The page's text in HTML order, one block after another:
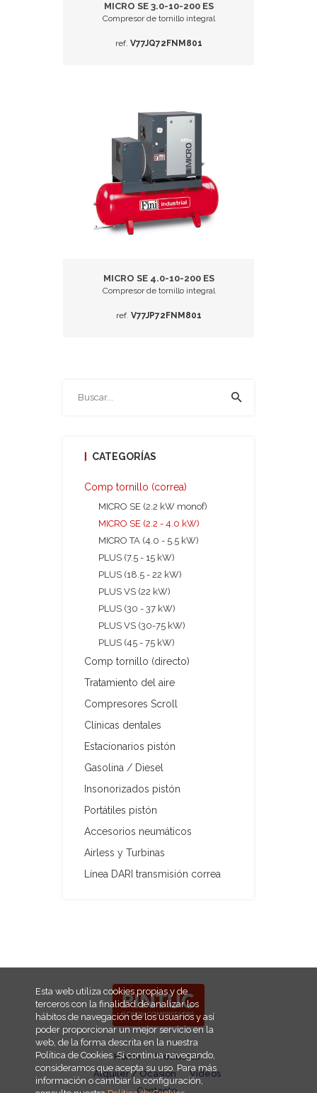
Esta web utiliza cookies propias y de
terceros con la finalidad de analizar los
hábitos de navegación de los usuarios y así
poder proporcionar un mejor servicio en la
web, de la forma descrita en la nuestra
Política de Cookies. Si continua navegando,
consideramos que acepta su uso. Para más
información o cambiar la configuración,
MICRO SE 3.0-10-200 ES
Compresor de tornillo integral
ref. V77JQ72FNM801
MICRO SE 4.0-10-200 ES
Compresor de tornillo integral
ref. V77JP72FNM801
CATEGORÍAS
Comp tornillo (correa)
MICRO SE (2.2 kW monof)
MICRO SE (2.2 - 4.0 kW)
MICRO TA (4.0 - 5.5 kW)
PLUS (7.5 - 15 kW)
PLUS (18.5 - 22 kW)
PLUS VS (22 kW)
PLUS (30 - 37 kW)
PLUS VS (30-75 kW)
PLUS (45 - 75 kW)
Comp tornillo (directo)
Tratamiento del aire
Compresores Scroll
Clínicas dentales
Estacionarios pistón
Gasolina / Diesel
Insonorizados pistón
Portátiles pistón
Accesorios neumáticos
Airless y Turbinas
Línea DARI transmisión correa
Home
Productos
Alquiler / Ocasión
Vídeos
Contacto